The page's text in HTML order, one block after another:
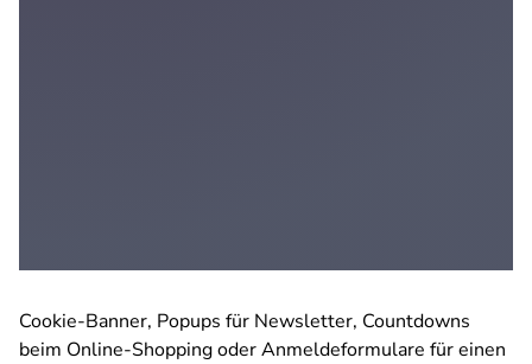
Cookie-Banner, Popups für Newsletter, Countdowns
beim Online-Shopping oder Anmeldeformulare für einen